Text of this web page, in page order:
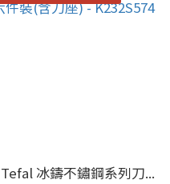
Tefal 冰鑄不鏽鋼系列刀...